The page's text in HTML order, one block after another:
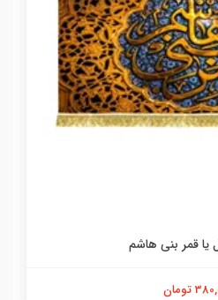
یا قمر بنی هاشم
تومان